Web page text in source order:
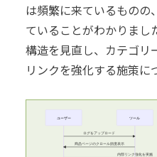
は頻繁に来ているものの
ていることがわかりまし
構造を見直し、カテゴリ
リンクを強化する施策に
ユーザー ツール
ログをアップロード
商品ページのクロール頻度表示
内部リンク強化を実施